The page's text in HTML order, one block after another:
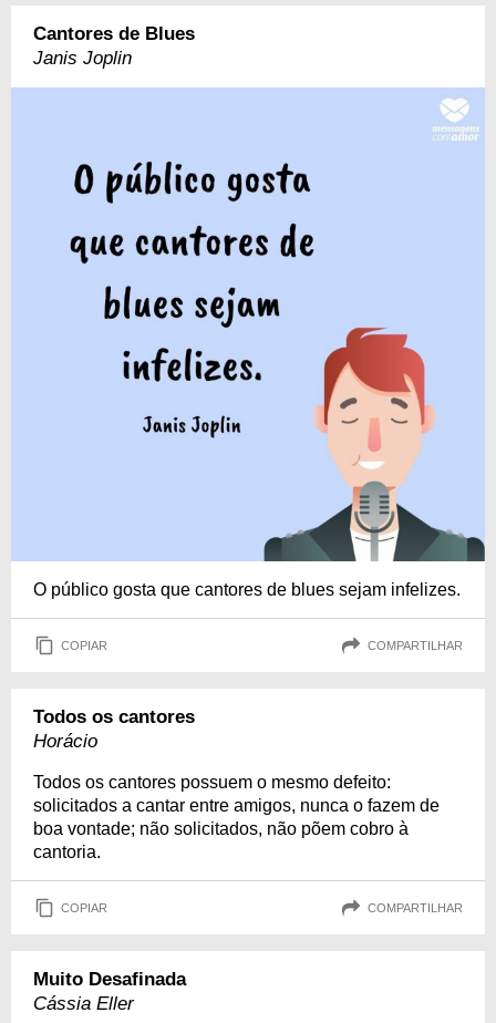
Cantores de Blues
Janis Joplin
O público gosta que cantores de blues sejam infelizes.
COPIAR COMPARTILHAR
Todos os cantores
Horácio
Todos os cantores possuem o mesmo defeito:
solicitados a cantar entre amigos, nunca o fazem de
boa vontade; não solicitados, não põem cobro à
cantoria.
COPIAR COMPARTILHAR
Muito Desafinada
Cássia Eller